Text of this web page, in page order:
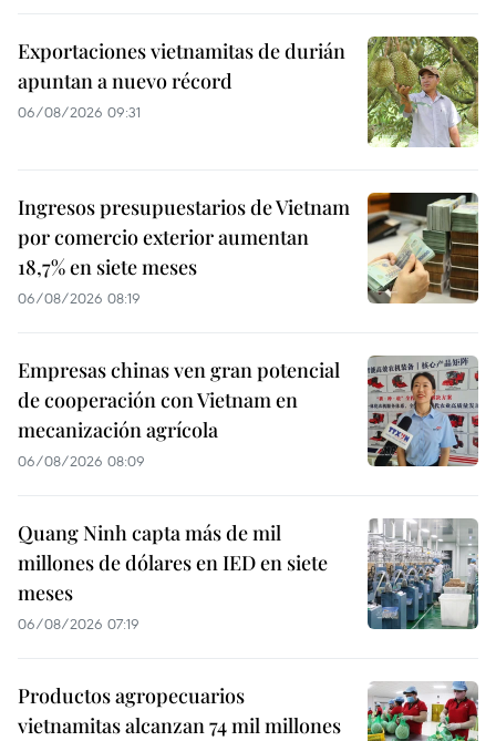
Exportaciones vietnamitas de durián
apuntan a nuevo récord
06/08/2026 09:31
Ingresos presupuestarios de Vietnam
por comercio exterior aumentan
18,7% en siete meses
06/08/2026 08:19
Empresas chinas ven gran potencial
de cooperación con Vietnam en
mecanización agrícola
06/08/2026 08:09
Quang Ninh capta más de mil
millones de dólares en IED en siete
meses
06/08/2026 07:19
Productos agropecuarios
vietnamitas alcanzan 74 mil millones